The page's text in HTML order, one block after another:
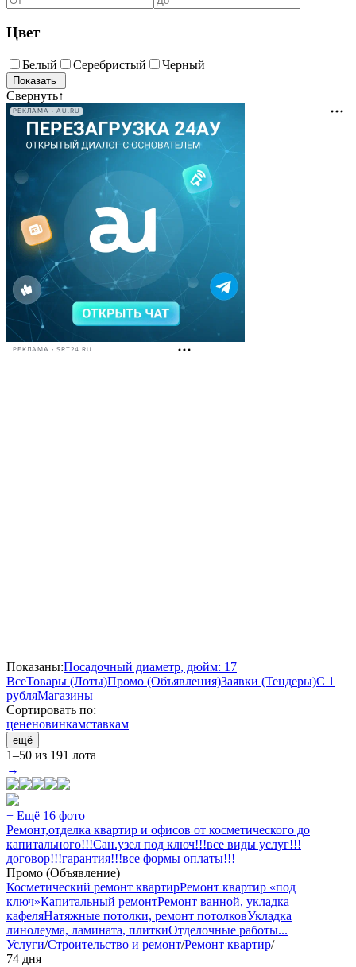
Цвет
Белый Серебристый Черный
Свернуть↑
РЕКЛАМА • AU.RU
РЕКЛАМА • SRT24.RU
Показаны:Посадочный диаметр, дюйм: 17
ВсеТовары (Лоты)Промо (Объявления)Заявки (Тендеры)С 1
рубляМагазины
Сортировать по:
цененовинкамставкам
ещё
1–50 из 191 лота
→
+ Ещё 16 фото
Ремонт,отделка квартир и офисов от косметического до
капитального!!!Сан.узел под ключ!!!все виды услуг!!!
договор!!!гарантия!!!все формы оплаты!!!
Промо (Объявление)
Косметический ремонт квартирРемонт квартир «под
ключ»Капитальный ремонтРемонт ванной, укладка
кафеляНатяжные потолки, ремонт потолковУкладка
линолеума, ламината, плиткиОтделочные работы...
Услуги/Строительство и ремонт/Ремонт квартир/
74 дня